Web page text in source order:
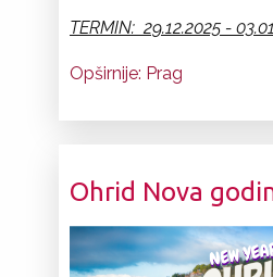
TERMIN: 29.12.2025 -
Opširnije: Prag
Ohrid Nova